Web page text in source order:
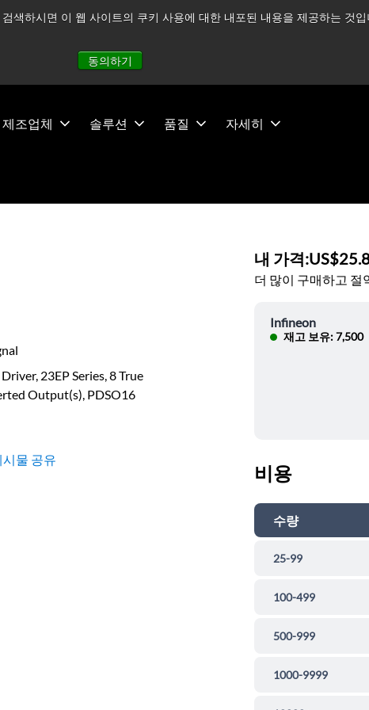
색하시면 이 웹 사이트의 쿠키 사용에 대한 내포된 내용을 제공하는 것
동의하기
고 있으며, 모든 서비스는 정상적으로 운영되고 있습니다. 더 읽
제조업체 솔루션 품질 자세히
23EP Series, 8 True
Output(s), PDSO16
시물 공유
내 가격:
더 많이 구매하고 절
Infineon
재고 보유: 7,500
비용
수량
25-99
100-499
500-999
1000-9999